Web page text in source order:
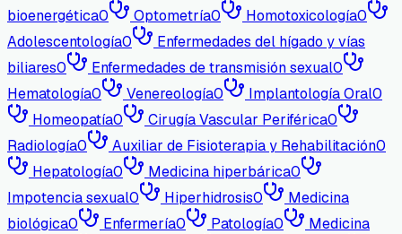
bioenergética0 Optometría0 Homotoxicología0
Adolescentología0
Enfermedades del hígado y vías
biliares0 Enfermedades de transmisión sexual0
Hematología0 Venereología0 Implantología Oral0
Homeopatía0 Cirugía Vascular Periférica0
Radiología0 Auxiliar de Fisioterapia y Rehabilitación0
Hepatología0 Medicina hiperbárica0
Impotencia sexual0 Hiperhidrosis0
Medicina
biológica0 Enfermería0 Patología0
Medicina